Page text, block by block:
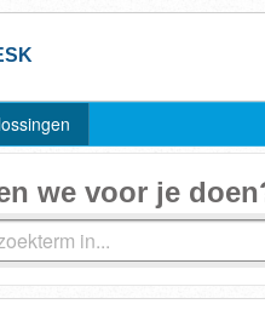
we voor je